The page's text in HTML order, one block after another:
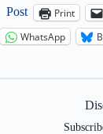
Post Print
WhatsApp